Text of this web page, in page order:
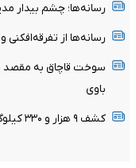
رسانه‌ها؛ چشم بیدار
رسانه‌ها از
سوخت قاچاق به مقصد
باوی
کشف ۹ هزار و ۳۳۰ کیلوگرم چوب قاچاق در اهواز